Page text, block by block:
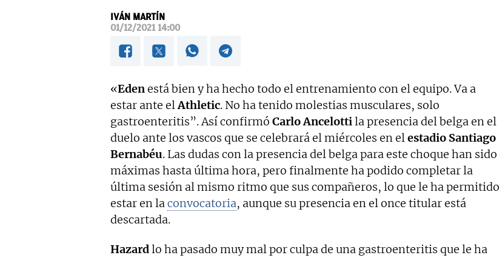
IVÁN MARTÍN
01/12/2021 14:00
«Edenestá bien y ha hecho todo el entrenamiento con el equipo. Va a
estar ante elAthletic. No ha tenido molestias musculares, solo
gastroenteritis”. Así confirmó Carlo Ancelottila presencia del belga en el
duelo ante los vascos que se celebrará el miércoles en elestadio Santiago
Bernabéu. Las dudas con la presencia del belga para este choque han sido
máximas hasta última hora, pero finalmente ha podido completar la
última sesión al mismo ritmo que sus compañeros, lo que le ha permitido
estar en laconvocatoria, aunque su presencia en el once titular está
descartada.
Hazardlo ha pasado muy mal por culpa de una gastroenteritis que le ha